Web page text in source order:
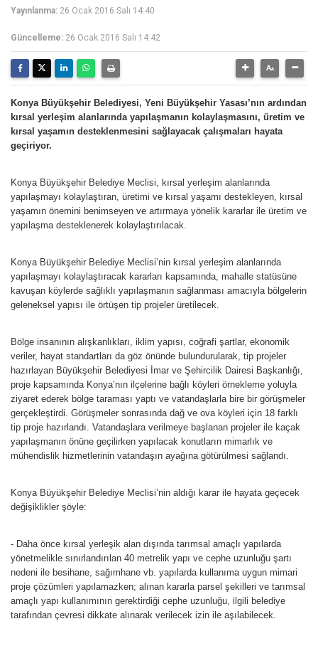
Yayınlanma: 26 Ocak 2016 Salı 14:40
Güncelleme: 26 Ocak 2016 Salı 14:42
Konya Büyükşehir Belediyesi, Yeni Büyükşehir Yasası’nın ardından
kırsal yerleşim alanlarında yapılaşmanın kolaylaşmasını, üretim ve
kırsal yaşamın desteklenmesini sağlayacak çalışmaları hayata
geçiriyor.
Konya Büyükşehir Belediye Meclisi, kırsal yerleşim alanlarında
yapılaşmayı kolaylaştıran, üretimi ve kırsal yaşamı destekleyen, kırsal
yaşamın önemini benimseyen ve artırmaya yönelik kararlar ile üretim ve
yapılaşma desteklenerek kolaylaştırılacak.
Konya Büyükşehir Belediye Meclisi’nin kırsal yerleşim alanlarında
yapılaşmayı kolaylaştıracak kararları kapsamında, mahalle statüsüne
kavuşan köylerde sağlıklı yapılaşmanın sağlanması amacıyla bölgelerin
geleneksel yapısı ile örtüşen tip projeler üretilecek.
Bölge insanının alışkanlıkları, iklim yapısı, coğrafi şartlar, ekonomik
veriler, hayat standartları da göz önünde bulundurularak, tip projeler
hazırlayan Büyükşehir Belediyesi İmar ve Şehircilik Dairesi Başkanlığı,
proje kapsamında Konya’nın ilçelerine bağlı köyleri örnekleme yoluyla
ziyaret ederek bölge taraması yaptı ve vatandaşlarla bire bir görüşmeler
gerçekleştirdi. Görüşmeler sonrasında dağ ve ova köyleri için 18 farklı
tip proje hazırlandı. Vatandaşlara verilmeye başlanan projeler ile kaçak
yapılaşmanın önüne geçilirken yapılacak konutların mimarlık ve
mühendislik hizmetlerinin vatandaşın ayağına götürülmesi sağlandı.
Konya Büyükşehir Belediye Meclisi’nin aldığı karar ile hayata geçecek
değişiklikler şöyle:
- Daha önce kırsal yerleşik alan dışında tarımsal amaçlı yapılarda
yönetmelikle sınırlandırılan 40 metrelik yapı ve cephe uzunluğu şartı
nedeni ile besihane, sağımhane vb. yapılarda kullanıma uygun mimari
proje çözümleri yapılamazken; alınan kararla parsel şekilleri ve tarımsal
amaçlı yapı kullanımının gerektirdiği cephe uzunluğu, ilgili belediye
tarafından çevresi dikkate alınarak verilecek izin ile aşılabilecek.